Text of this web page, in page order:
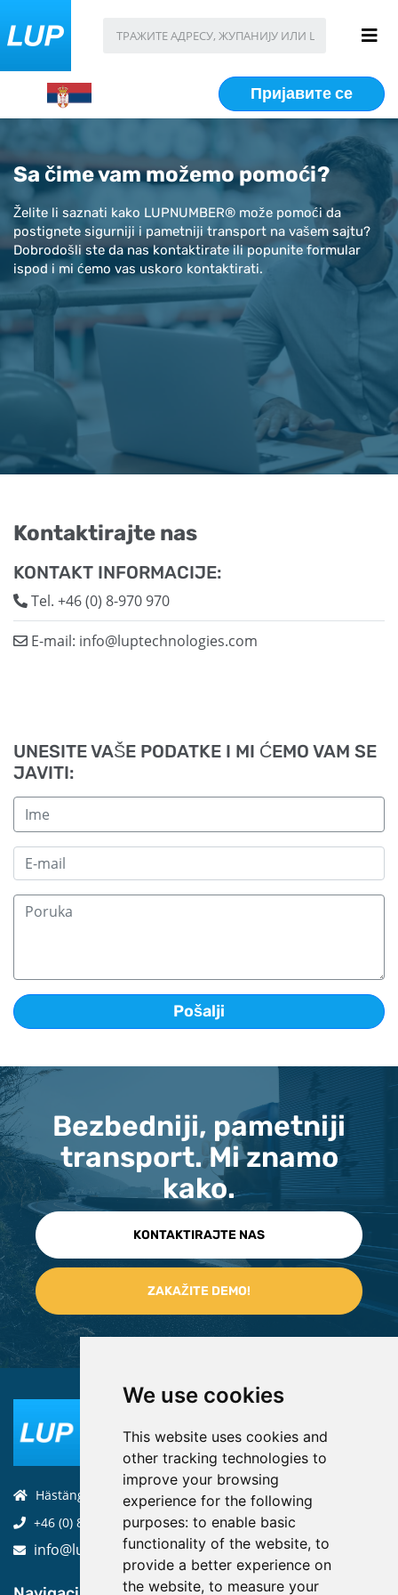
We use cookies
This website uses cookies and
other tracking technologies to
improve your browsing
experience for the following
purposes: to enable basic
functionality of the website, to
provide a better experience on
the website, to measure your
Пријавите се
Sa čime vam možemo pomoći?
Želite li saznati kako LUPNUMBER® može pomoći da
postignete sigurniji i pametniji transport na vašem sajtu?
Dobrodošli ste da nas kontaktirate ili popunite formular
ispod i mi ćemo vas uskoro kontaktirati.
Kontaktirajte nas
KONTAKT INFORMACIJE:
Tel. +46 (0) 8-970 970
E-mail: info@luptechnologies.com
UNESITE VAŠE PODATKE I MI ĆEMO VAM SE
JAVITI:
Bezbedniji, pametniji
transport. Mi znamo
kako.
KONTAKTIRAJTE NAS
Hästängsuddsvägen 19, 184 94, Åkersberga
+46 (0) 8-970 970
info@luptechnologies.com